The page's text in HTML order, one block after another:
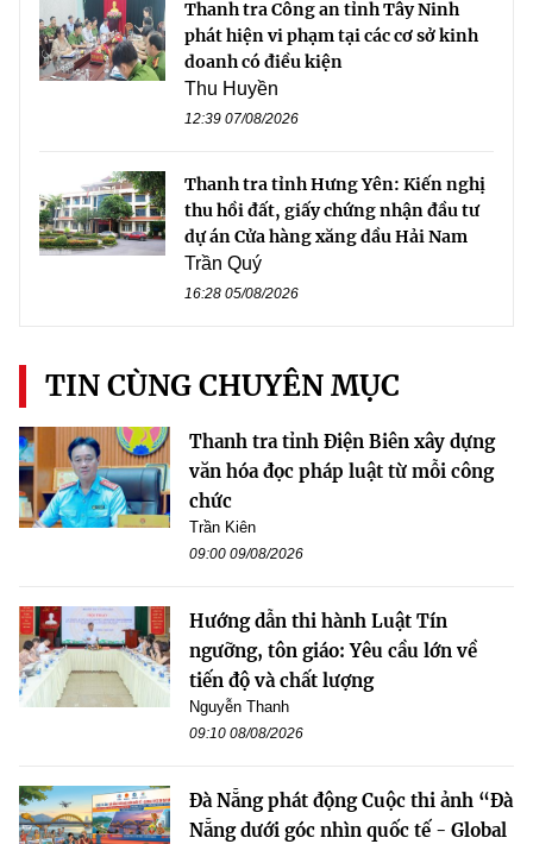
Thanh tra Công an tỉnh Tây Ninh
phát hiện vi phạm tại các cơ sở kinh
doanh có điều kiện
Thu Huyền
12:39 07/08/2026
Thanh tra tỉnh Hưng Yên: Kiến nghị
thu hồi đất, giấy chứng nhận đầu tư
dự án Cửa hàng xăng dầu Hải Nam
Trần Quý
16:28 05/08/2026
TIN CÙNG CHUYÊN MỤC
Thanh tra tỉnh Điện Biên xây dựng
văn hóa đọc pháp luật từ mỗi công
chức
Trần Kiên
09:00 09/08/2026
Hướng dẫn thi hành Luật Tín
ngưỡng, tôn giáo: Yêu cầu lớn về
tiến độ và chất lượng
Nguyễn Thanh
09:10 08/08/2026
Đà Nẵng phát động Cuộc thi ảnh “Đà
Nẵng dưới góc nhìn quốc tế - Global